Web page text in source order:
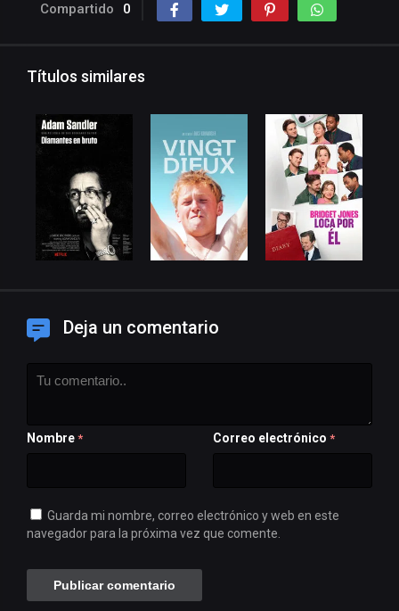
Compartido 0
Títulos similares
Deja un comentario
Nombre * Correo electrónico *
Guarda mi nombre, correo electrónico y web en este
navegador para la próxima vez que comente.